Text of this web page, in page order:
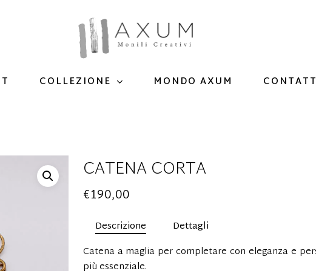
COLLEZIONE MONDO AXUM
CATENA CORTA
€190,00
Descrizione
Dettagli
Catena a maglia per completare con eleganza e
più essenziale.